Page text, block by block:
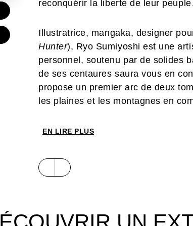
reconquérir la liberté de leur
Illustratrice, mangaka, designer
Hunter), Ryo Sumiyoshi est une
personnel, soutenu par de solides
de ses centaures saura vous en
propose un premier arc de deux
les plaines et les montagnes en
EN LIRE PLUS